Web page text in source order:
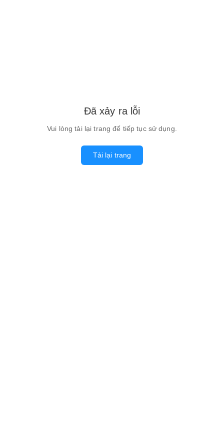
Đã xảy ra lỗi
Vui lòng tải lại trang để tiếp tục sử dụng.
Tải lại trang